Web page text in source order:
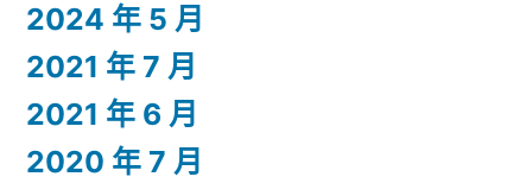
2024 年 5 月
2021 年 7 月
2021 年 6 月
2020 年 7 月